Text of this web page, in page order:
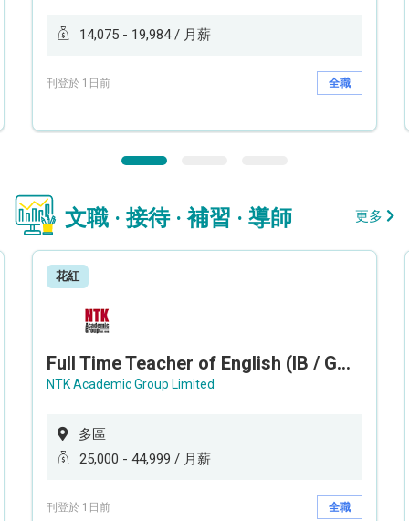
14,075 - 19,984 / 月薪
刊登於 1日前 全職
文職 · 接待 · 補習 · 導師 更多
花紅
Full Time Teacher of English (IB / GCEAL /IGCSE)
NTK Academic Group Limited
多區
25,000 - 44,999 / 月薪
刊登於 1日前 全職